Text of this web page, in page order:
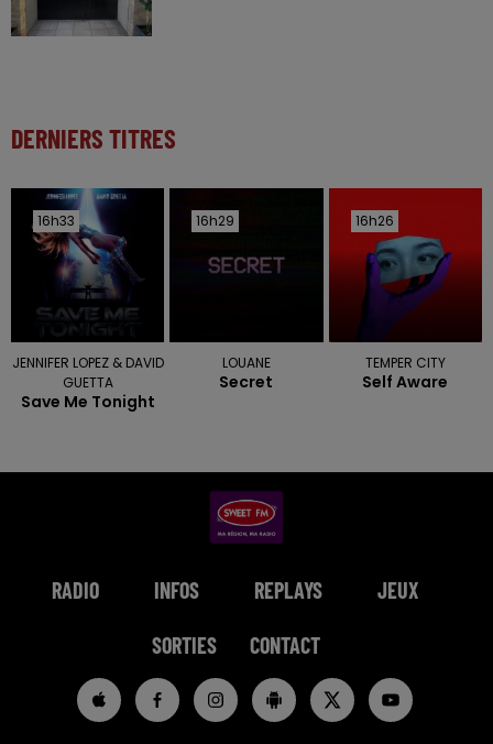
DERNIERS TITRES
16h33
16h33
JENNIFER LOPEZ & DAVID
GUETTA
Save Me Tonight
16h29
16h29
LOUANE
Secret
16h26
16h26
TEMPER CITY
Self Aware
RADIO INFOS REPLAYS JEUX
SORTIES CONTACT